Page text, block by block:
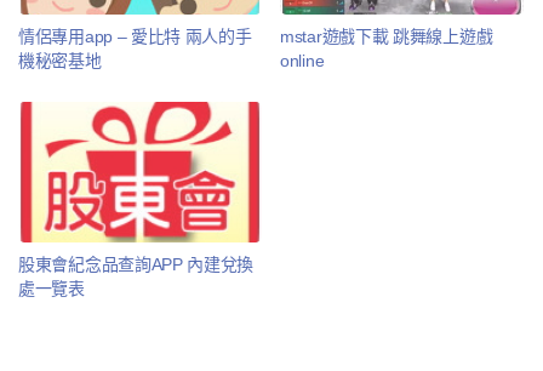
情侶專用app – 愛比特 兩人的手
機秘密基地
mstar遊戲下載 跳舞線上遊戲
online
股東會紀念品查詢APP 內建兌換
處一覽表